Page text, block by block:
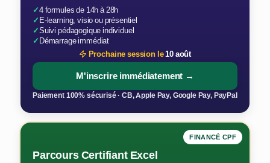
✓4 formules de 14h à 28h
✓E-learning, visio ou présentiel
✓Suivi pédagogique individuel
✓Démarrage immédiat
Prochaine session le10 août
M'inscrire immédiatement →
Paiement 100% sécurisé · CB, Apple Pay, Google Pay, PayPal
FINANCÉ CPF
Parcours Certifiant Excel